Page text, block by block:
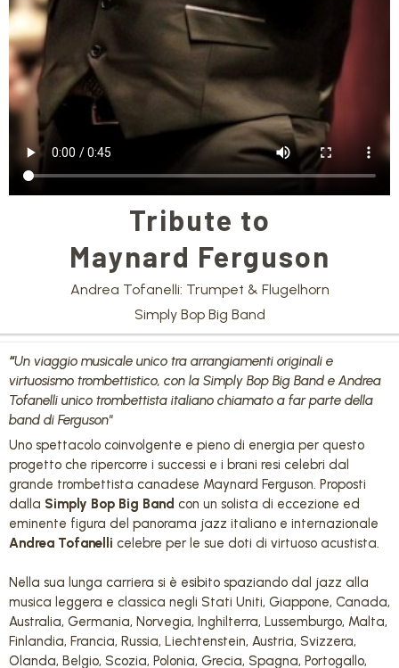
Tribute to
Maynard Ferguson
Andrea Tofanelli: Trumpet & Flugelhorn
Simply Bop Big Band
“Un viaggio musicale unico tra arrangiamenti originali e
virtuosismo trombettistico, con la Simply Bop Big Band e Andrea
Tofanelli unico trombettista italiano chiamato a far parte della
band di Ferguson“
Uno spettacolo coinvolgente e pieno di energia per questo
progetto che ripercorre i successi e i brani resi celebri dal
grande trombettista canadese Maynard Ferguson. Proposti
dalla Simply Bop Big Band con un solista di eccezione ed
eminente figura del panorama jazz italiano e internazionale
Andrea Tofanelli celebre per le sue doti di virtuoso acustista.
Nella sua lunga carriera si è esibito spaziando dal jazz alla
musica leggera e classica negli Stati Uniti, Giappone, Canada,
Australia, Germania, Norvegia, Inghilterra, Lussemburgo, Malta,
Finlandia, Francia, Russia, Liechtenstein, Austria, Svizzera,
Olanda, Belgio, Scozia, Polonia, Grecia, Spagna, Portogallo,